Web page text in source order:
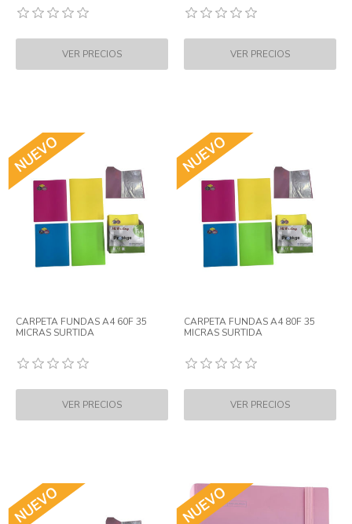
CARPETA FUNDAS A4 60F 35
MICRAS SURTIDA
CARPETA FUNDAS A4 80F 35
MICRAS SURTIDA